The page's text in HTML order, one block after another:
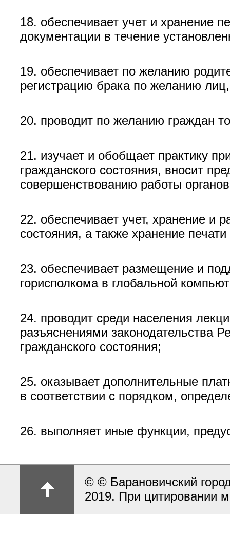
18. обеспечивает учет и хранение
документации в течение
19. обеспечивает по желанию
регистрацию брака по желанию
20. проводит по желанию граждан
21. изучает и обобщает практику
гражданского состояния, вносит
совершенствованию работы
22. обеспечивает учет, хранение и
состояния, а также хранение
23. обеспечивает размещение и
горисполкома в глобальной
24. проводит среди населения
разъяснениями законодательства
гражданского состояния;
25. оказывает дополнительные
в соответствии с порядком,
26. выполняет иные функции,
© © Барановичский
2019. При цитировании